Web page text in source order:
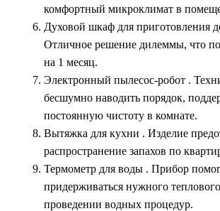
комфортный микроклимат в
Духовой шкаф для приготовления
Отличное решение дилеммы, что
на 1 месяц.
Электронный пылесос-робот .
бесшумно наводить порядок,
постоянную чистоту в комнате.
Вытяжка для кухни . Изделие
распространение запахов по
Термометр для воды . Прибор
придерживаться нужного
проведении водных процедур.